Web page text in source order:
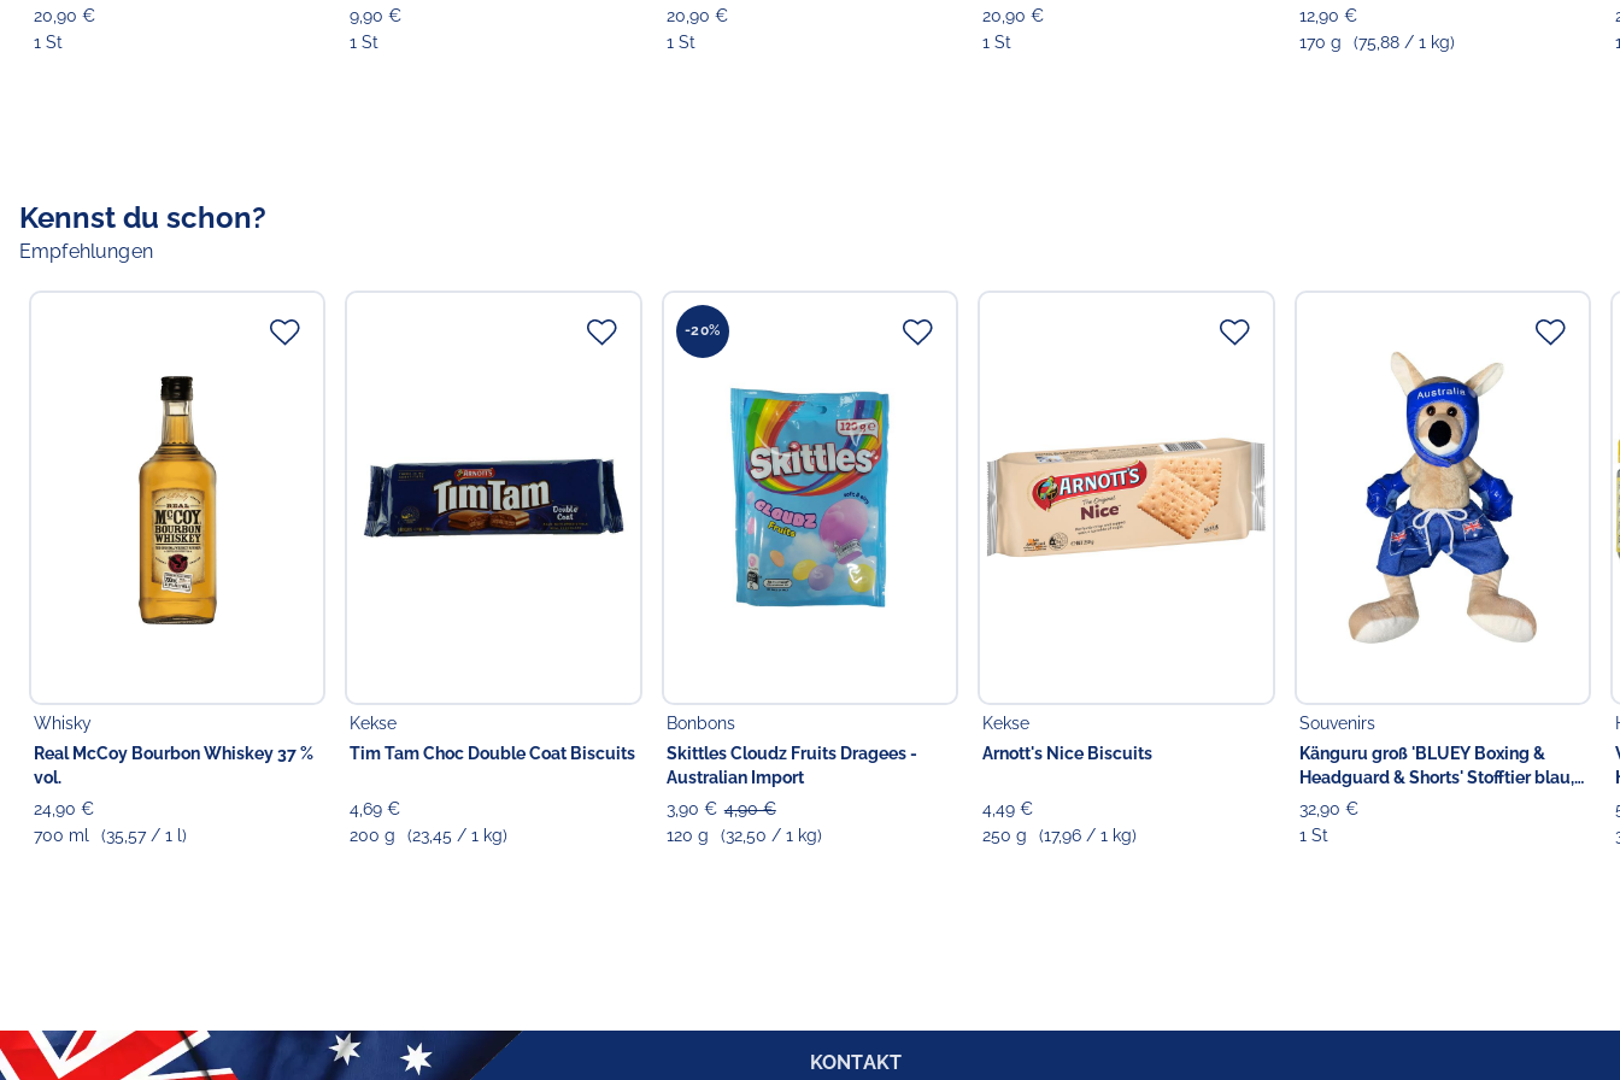
Verantwortlicher Lebensmittelunternehmer
20,90 €
1 St
Dreaming' 45 cm
9,90 €
1 St
20,90 €
1 St
20,90 €
1 St
12,90 €
170 g
(75,88 / 1 kg)
Kennst du schon?
Empfehlungen
Whisky
Real McCoy Bourbon Whiskey 37 %
vol.
24,90 €
700 ml
(35,57 / 1 l)
Kekse
Tim Tam Choc Double Coat Biscuits
4,69 €
200 g
(23,45 / 1 kg)
-20%
Bonbons
Skittles Cloudz Fruits Dragees -
Australian Import
3,90 € 4,90 €
120 g
(32,50 / 1 kg)
Kekse
Arnott's Nice Biscuits
4,49 €
250 g
(17,96 / 1 kg)
Souvenirs
Känguru groß 'BLUEY Boxing &
Headguard & Shorts' Stofftier blau,
42 cm
32,90 €
1 St
KONTAKT